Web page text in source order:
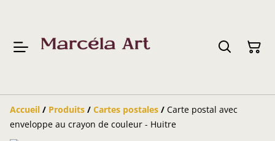
Accueil / Produits / Cartes postales / Carte postal avec
enveloppe au crayon de couleur - Huitre